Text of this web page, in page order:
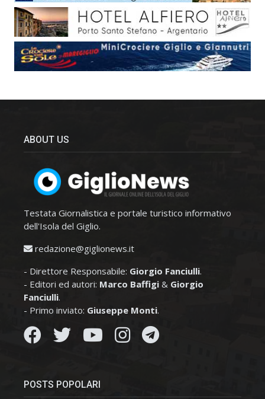
ABOUT US
Testata Giornalistica e portale turistico informativo
dell'Isola del Giglio.
redazione@giglionews.it
- Direttore Responsabile: Giorgio Fanciulli.
- Editori ed autori: Marco Baffigi & Giorgio
Fanciulli.
- Primo inviato: Giuseppe Monti.
POSTS POPOLARI